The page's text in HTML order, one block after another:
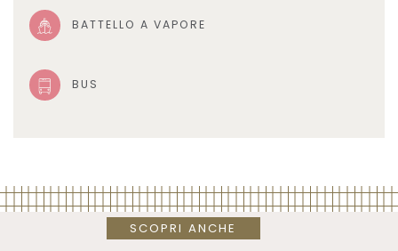
BATTELLO A VAPORE
BUS
SCOPRI ANCHE